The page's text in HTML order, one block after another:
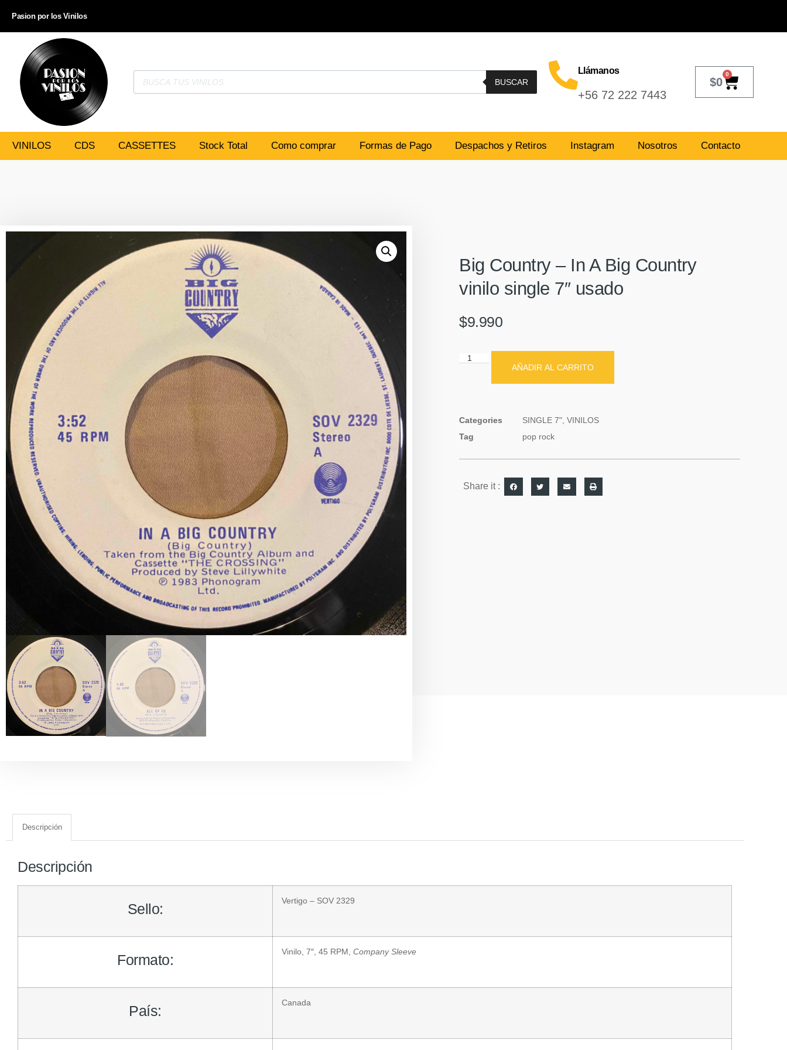
Pasion por los Vinilos
BUSCAR
Llámanos
+56 72 222 7443
$0
0
VINILOS CDS CASSETTES Stock Total Como comprar Formas de Pago Despachos y Retiros Instagram Nosotros Contacto
Big Country – In A Big Country
vinilo single 7″ usado
$9.990
AÑADIR AL CARRITO
Categories SINGLE 7", VINILOS
Tag
pop rock
Share it :
Descripción
Descripción
Sello: Vertigo – SOV 2329
Formato: Vinilo, 7″, 45 RPM, Company Sleeve
País: Canada